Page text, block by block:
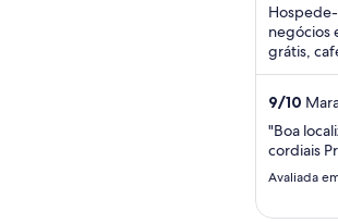
negócios
grátis,
de
9/10
"Boa
cordiais
Avaliada